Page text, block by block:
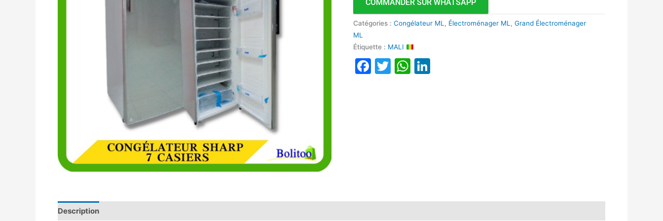
COMMANDER SUR WHATSAPP
Catégories :Congélateur ML, Électroménager ML,Grand Électroménager
ML
Étiquette : MALI
Facebook
TwitterWhatsApp
Description